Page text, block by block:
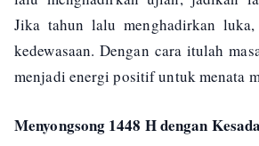
Jika tahun lalu menghadirkan
kedewasaan. Dengan cara itulah
menjadi energi positif untuk menata
Menyongsong 1448 H dengan